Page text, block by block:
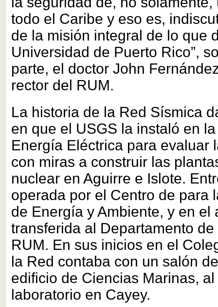
todo el Caribe y eso es,
de la misión integral de lo que
Universidad de Puerto Rico”,
parte, el doctor John
rector del RUM.
La historia de la Red Sísmica
en que el USGS la instaló en
Energía Eléctrica para evaluar
con miras a construir las
nuclear en Aguirre e Islote.
operada por el Centro de para
de Energía y Ambiente, y en el
transferida al Departamento
RUM. En sus inicios en el
la Red contaba con un salón
edificio de Ciencias Marinas,
laboratorio en Cayey.